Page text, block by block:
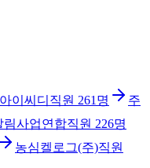
이씨디 직원 261 명
주
림사업연합직원 226명
농심켈로그(주)직원